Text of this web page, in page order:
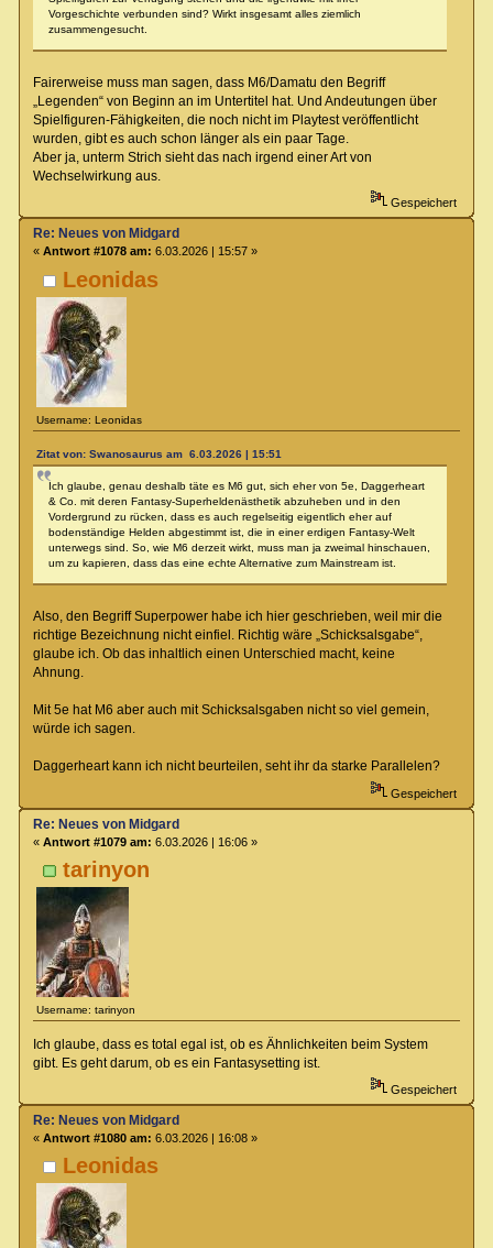
Vorgeschichte verbunden sind? Wirkt insgesamt alles ziemlich
zusammengesucht.
Fairerweise muss man sagen, dass M6/Damatu den Begriff
„Legenden“ von Beginn an im Untertitel hat. Und Andeutungen über
Spielfiguren-Fähigkeiten, die noch nicht im Playtest veröffentlicht
wurden, gibt es auch schon länger als ein paar Tage.
Aber ja, unterm Strich sieht das nach irgend einer Art von
Wechselwirkung aus.
Gespeichert
Leonidas
Username: Leonidas
Re: Neues von Midgard
« Antwort #1078 am: 6.03.2026 | 15:57 »
Zitat von: Swanosaurus am 6.03.2026 | 15:51
Ich glaube, genau deshalb täte es M6 gut, sich eher von 5e, Daggerheart
& Co. mit deren Fantasy-Superheldenästhetik abzuheben und in den
Vordergrund zu rücken, dass es auch regelseitig eigentlich eher auf
bodenständige Helden abgestimmt ist, die in einer erdigen Fantasy-Welt
unterwegs sind. So, wie M6 derzeit wirkt, muss man ja zweimal hinschauen,
um zu kapieren, dass das eine echte Alternative zum Mainstream ist.
Also, den Begriff Superpower habe ich hier geschrieben, weil mir die
richtige Bezeichnung nicht einfiel. Richtig wäre „Schicksalsgabe“,
glaube ich. Ob das inhaltlich einen Unterschied macht, keine
Ahnung.
Mit 5e hat M6 aber auch mit Schicksalsgaben nicht so viel gemein,
würde ich sagen.
Daggerheart kann ich nicht beurteilen, seht ihr da starke Parallelen?
Gespeichert
tarinyon
Username: tarinyon
Re: Neues von Midgard
« Antwort #1079 am: 6.03.2026 | 16:06 »
Ich glaube, dass es total egal ist, ob es Ähnlichkeiten beim System
gibt. Es geht darum, ob es ein Fantasysetting ist.
Gespeichert
Leonidas
Re: Neues von Midgard
« Antwort #1080 am: 6.03.2026 | 16:08 »